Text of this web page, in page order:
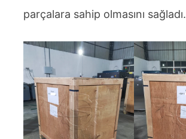
parçalara sahip olmasını sağladı.